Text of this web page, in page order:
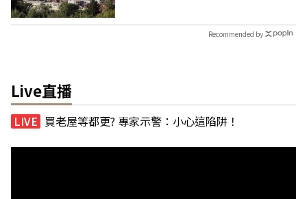
Recommended by
Live直播
買老屋等都更? 專家示警：小心這陷阱！